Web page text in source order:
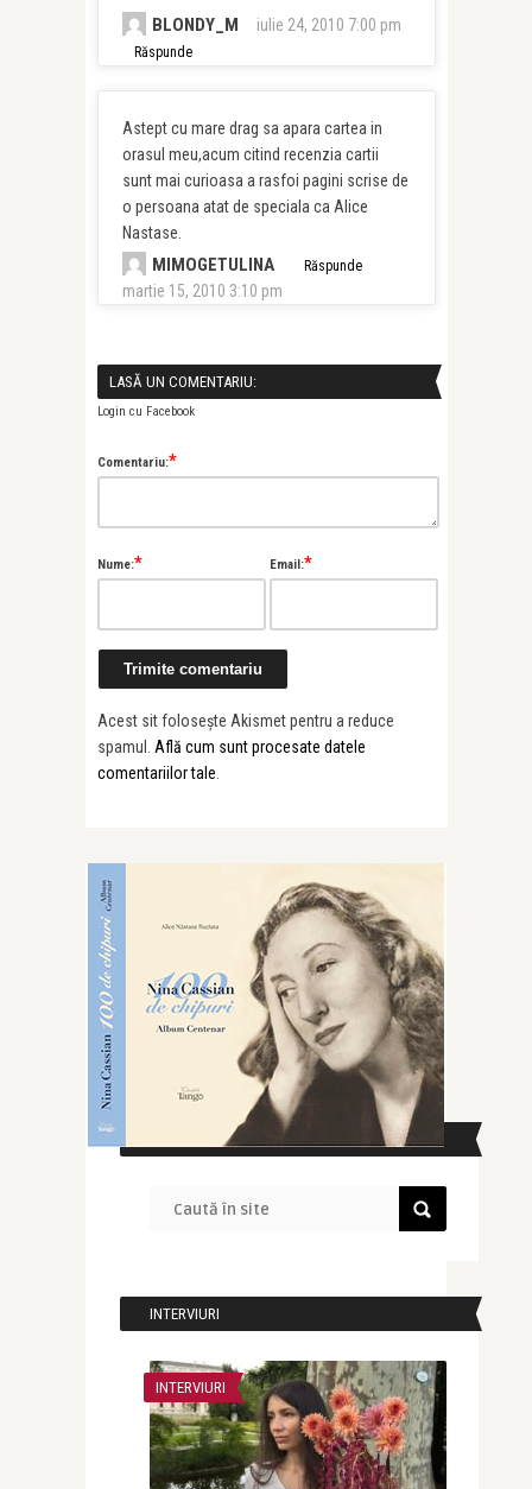
BLONDY_M iulie 24, 2010 7:00 pm
Răspunde
Astept cu mare drag sa apara cartea in
orasul meu,acum citind recenzia cartii
sunt mai curioasa a rasfoi pagini scrise de
o persoana atat de speciala ca Alice
Nastase.
MIMOGETULINA
martie 15, 2010 3:10 pm
Răspunde
LASĂ UN COMENTARIU:
Login cu Facebook
Comentariu:*
Nume:* Email:*
Acest sit folosește Akismet pentru a reduce
spamul. Află cum sunt procesate datele
comentariilor tale
CAUTĂ ÎN SITE
INTERVIURI
INTERVIURI